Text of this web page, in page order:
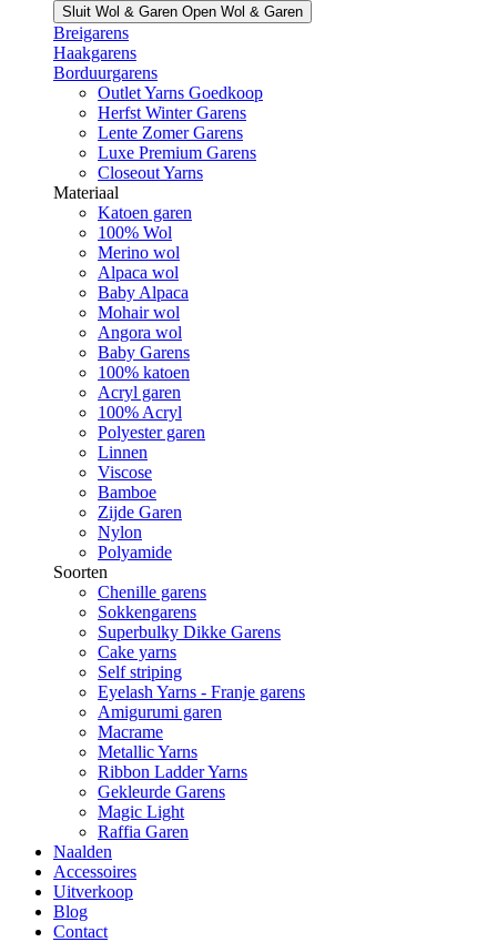
Sluit Wol & Garen Open Wol & Garen
Breigarens
Haakgarens
Borduurgarens
Outlet Yarns Goedkoop
Herfst Winter Garens
Lente Zomer Garens
Luxe Premium Garens
Closeout Yarns
Materiaal
Katoen garen
100% Wol
Merino wol
Alpaca wol
Baby Alpaca
Mohair wol
Angora wol
Baby Garens
100% katoen
Acryl garen
100% Acryl
Polyester garen
Linnen
Viscose
Bamboe
Zijde Garen
Nylon
Polyamide
Soorten
Chenille garens
Sokkengarens
Superbulky Dikke Garens
Cake yarns
Self striping
Eyelash Yarns - Franje garens
Amigurumi garen
Macrame
Metallic Yarns
Ribbon Ladder Yarns
Gekleurde Garens
Magic Light
Raffia Garen
Naalden
Accessoires
Uitverkoop
Blog
Contact